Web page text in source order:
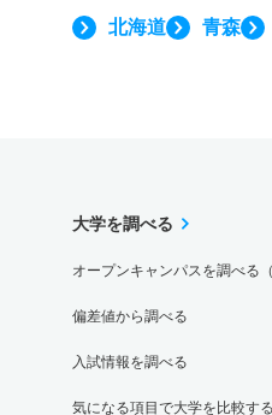
北海道 青森
大学を調べる
オープンキャンパスを調べる（
偏差値から調べる
入試情報を調べる
気になる項目で大学を比較する